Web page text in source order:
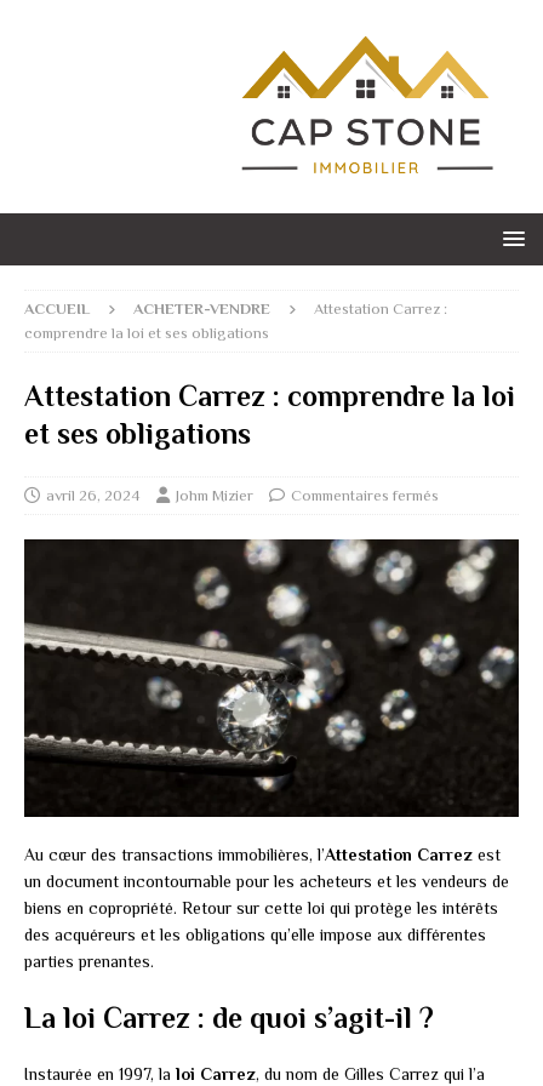
ACCUEIL ACHETER-VENDRE
Attestation Carrez :
comprendre la loi et ses obligations
Attestation Carrez : comprendre la loi
et ses obligations
avril 26, 2024 Johm Mizier Commentaires fermés
Au cœur des transactions immobilières, l’Attestation Carrez est
un document incontournable pour les acheteurs et les vendeurs de
biens en copropriété. Retour sur cette loi qui protège les intérêts
des acquéreurs et les obligations qu’elle impose aux différentes
parties prenantes.
La loi Carrez : de quoi s’agit-il ?
Instaurée en 1997, la loi Carrez, du nom de Gilles Carrez qui l’a